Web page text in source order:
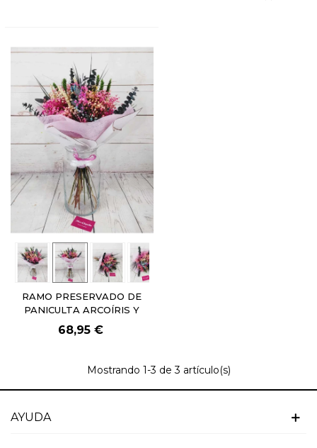
RAMO PRESERVADO DE
PANICULTA ARCOÍRIS Y
EUCALIPTO
68,95 €
Mostrando 1-3 de 3 artículo(s)
AYUDA